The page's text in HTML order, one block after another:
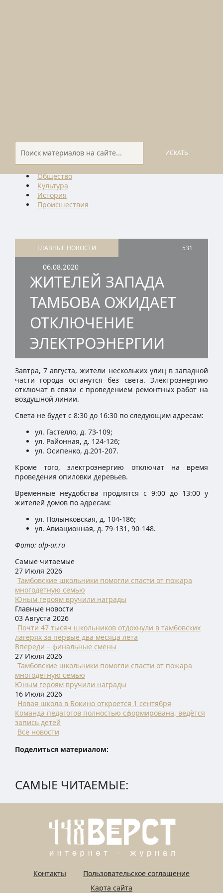
ИСКАТЬ
Общество
Культура
История
Проиcшествия
ГЛАВНЫЕ НОВОСТИ 531
06.08.2020
ЖИТЕЛЕЙ ЗАПАДА
ТАМБОВА ОЖИДАЕТ
ОТКЛЮЧЕНИЕ
ЭЛЕКТРОЭНЕРГИИ
Завтра, 7 августа, жители нескольких улиц в западной
части города останутся без света. Электроэнергию
отключат в связи с проведением ремонтных работ на
воздушной линии.
Света не будет с 8:30 до 16:30 по следующим адресам:
ул. Гастелло, д. 73-109;
ул. Районная, д. 124-126;
ул. Осипенко, д.201-207.
Кроме того, электроэнергию отключат на время
проведения опиловки деревьев.
Временные неудобства продлятся с 9:00 до 13:00 у
жителей домов по адресам:
ул. Полынковская, д. 104-186;
ул. Авиационная, д. 79-131, 90-148.
Фото: alp-ur.ru
Самые читаемые
27 Июля 2026
Тамбовские школьники помогли спасти от пожара
многодетную семью
Юным героям вручили награды
Главные новости
03 Августа 2026
Почти 47 тысяч школьников отдохнули в тамбовских
лагерях за первые два месяца лета
Впереди – финальные смены
27 Июля 2026
Тамбовские школьники помогли спасти от пожара
многодетную семью
Юным героям вручили награды
16 Июля 2026
Новая школа в Бокино откроется 1 сентября
Команда педагогов полностью сформирована, ведётся
запись детей
Все новости
Поделиться материалом:
САМЫЕ ЧИТАЕМЫЕ:
Контакты
Пользовательское соглашение
Карта сайта